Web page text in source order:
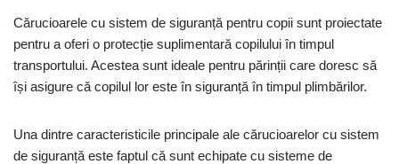
Cărucioarele cu sistem de siguranță pentru copii sunt proiectate
pentru a oferi o protecție suplimentară copilului în timpul
transportului. Acestea sunt ideale pentru părinții care doresc să
își asigure că copilul lor este în siguranță în timpul plimbărilor.
Una dintre caracteristicile principale ale cărucioarelor cu sistem
de siguranță este faptul că sunt echipate cu sisteme de